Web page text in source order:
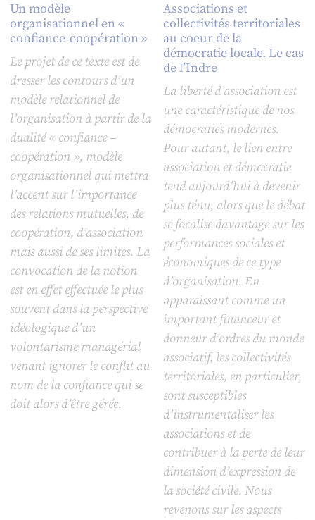
Un modèle
organisationnel en «
confiance-coopération »
Le projet de ce texte est de
dresser les contours d’un
modèle relationnel de
l’organisation à partir de la
dualité « confiance –
coopération », modèle
organisationnel qui mettra
l’accent sur l’importance
des relations mutuelles, de
coopération, d’association
mais aussi de ses limites. La
convocation de la notion
est en effet effectuée le plus
souvent dans la perspective
idéologique d’un
volontarisme managérial
venant ignorer le conflit au
nom de la confiance qui se
doit alors d’être gérée.
Associations et
collectivités territoriales
au coeur de la
démocratie locale. Le cas
de l’Indre
La liberté d’association est
une caractéristique de nos
démocraties modernes.
Pour autant, le lien entre
association et démocratie
tend aujourd’hui à devenir
plus ténu, alors que le débat
se focalise davantage sur les
performances sociales et
économiques de ce type
d’organisation. En
apparaissant comme un
important financeur et
donneur d’ordres du monde
associatif, les collectivités
territoriales, en particulier,
sont susceptibles
d’instrumentaliser les
associations et de
contribuer à la perte de leur
dimension d’expression de
la société civile. Nous
revenons sur les aspects